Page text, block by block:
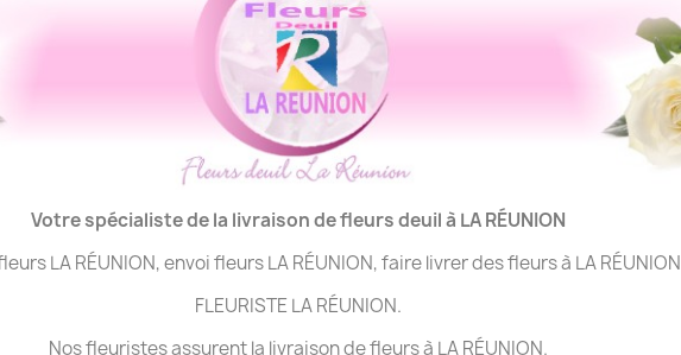
Votre spécialiste de la livraison de fleurs deuil à LARÉUNION
LA RÉUNION, envoi fleurs LA RÉUNION, faire livrer des fleurs à LA RÉUNION
FLEURISTE LA RÉUNION.
Nos fleuristes assurent la livraison de fleurs à LA RÉUNION.